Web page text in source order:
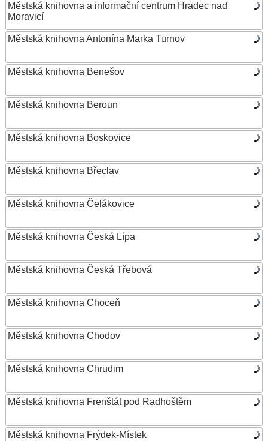
Městská knihovna a informační centrum Hradec nad
Moravicí
Městská knihovna Antonína Marka Turnov
Městská knihovna Benešov
Městská knihovna Beroun
Městská knihovna Boskovice
Městská knihovna Břeclav
Městská knihovna Čelákovice
Městská knihovna Česká Lípa
Městská knihovna Česká Třebová
Městská knihovna Choceň
Městská knihovna Chodov
Městská knihovna Chrudim
Městská knihovna Frenštát pod Radhoštěm
Městská knihovna Frýdek-Místek